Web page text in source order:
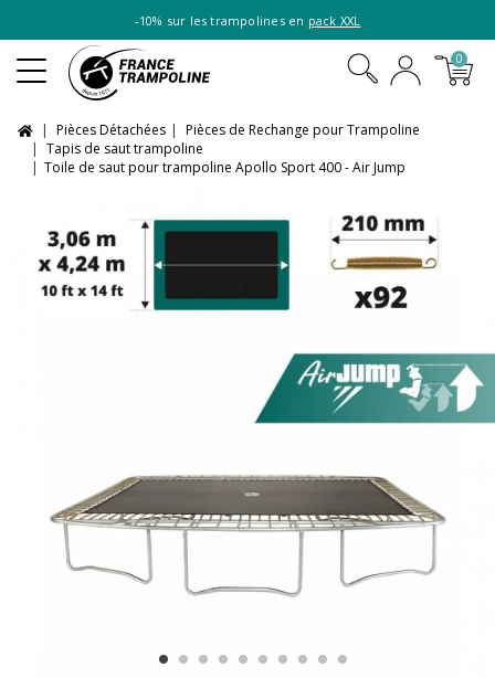
-10% sur les trampolines en pack XXL
0
Pièces Détachées
Pièces de Rechange pour Trampoline
Tapis de saut trampoline
Toile de saut pour trampoline Apollo Sport 400 - Air Jump